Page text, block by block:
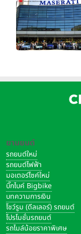
ยานยนต์
รถยนต์ใหม่
รถยนต์ไฟฟ้า
มอเตอร์ไซค์ใหม่
บิ๊กไบค์ Bigbike
บทความการเงิน
โชว์รูม (ดีลเลอร์) รถยนต์
โปรโมชั่นรถยนต์
รถไมล์น้อยราคาพิเศษ